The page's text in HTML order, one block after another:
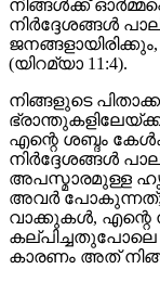
നിങ്ങൾക്ക്
നിർദ്ദേശങ്ങൾ
(യിറമ്യാ 11:4).
നിങ്ങളുടെ
എന്റെ ശബ്ദം
നിർദ്ദേശങ്ങൾ
അപസ്മാരമുള്ള
അവർ പോകുന്നത്;
വാക്കുകൾ, എന്റെ
കാരണം അത്